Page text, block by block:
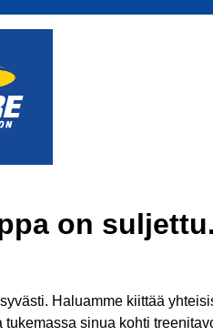
on suljettu.
Haluamme kiittää
sinua kohti